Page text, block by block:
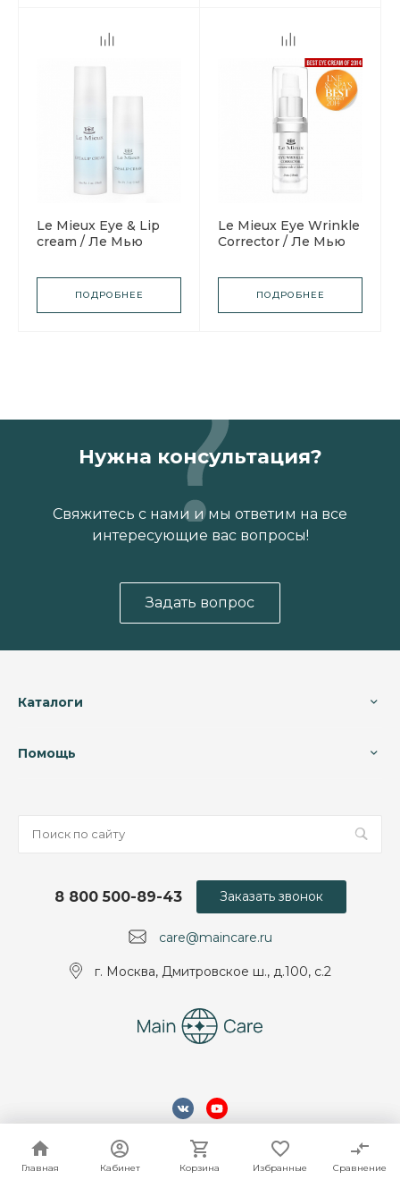
Главная Кабинет Корзина Избранные Сравнение
Главная Кабинет Корзина Избранные Сравнение
Le Mieux Eye & Lip
cream / Ле Мью
ПОДРОБНЕЕ
Le Mieux Eye Wrinkle
Corrector / Ле Мью
морщины крем для
ПОДРОБНЕЕ
Нужна консультация?
Свяжитесь с нами и мы ответим на все
интересующие вас вопросы!
Задать вопрос
Каталоги
Помощь
care@maincare.ru
8 800 500-89-43
г. Москва, Дмитровское ш., д.100, с.2
Заказать звонок
© 2026 ООО "МэйнКеа", Все права защищены